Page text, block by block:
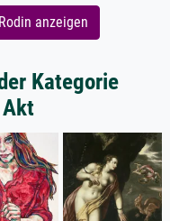
anzeigen
Kategorie